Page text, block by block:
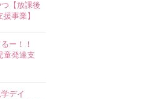
【放課後
事業】
ー！！
童発達支
デイ